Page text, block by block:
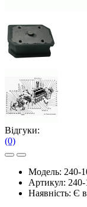
Відгуки:
(0)
Модель: 240-
Артикул:
Наявність: Є в